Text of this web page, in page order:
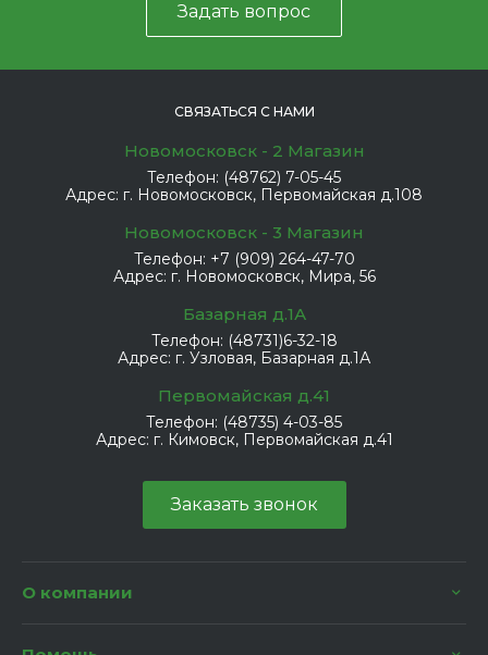
Задать вопрос
СВЯЗАТЬСЯ С НАМИ
Новомосковск - 2 Магазин
Телефон: (48762) 7-05-45
Адрес: г. Новомосковск, Первомайская д.108
Новомосковск - 3 Магазин
Телефон: +7 (909) 264-47-70
Адрес: г. Новомосковск, Мира, 56
Базарная д.1А
Телефон: (48731)6-32-18
Адрес: г. Узловая, Базарная д.1А
Первомайская д.41
Телефон: (48735) 4-03-85
Адрес: г. Кимовск, Первомайская д.41
Заказать звонок
О компании